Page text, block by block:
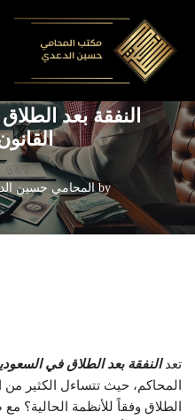
Skip
Home
-قضايا الأحوال شخصية
وفق
النفقة بعد
by المحامي حسين
تعدالنفقة بعد الطلاق في
المحاكم، حيث تتساءل الكثير
الطلاق وفقاً للأنظمة الحالية؟